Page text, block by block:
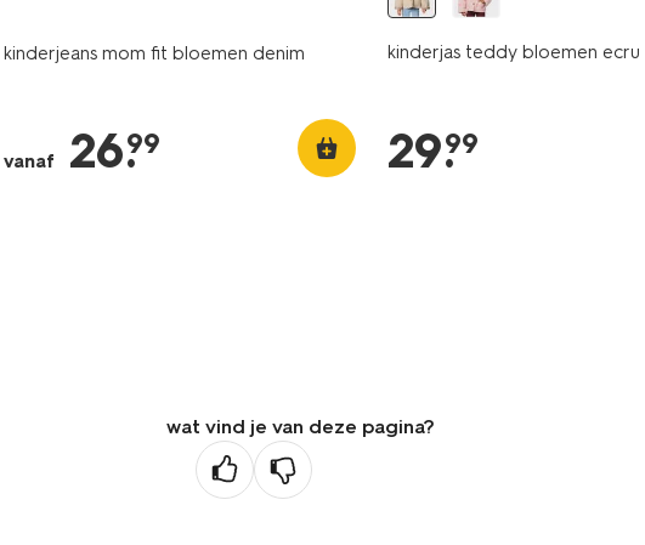
kinderjeans mom fit bloemen denim
vanaf 26.
99
kinderjas teddy bloemen ecru
29.
99
wat vind je van deze pagina?